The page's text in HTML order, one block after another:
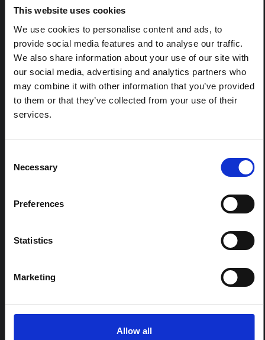
This website uses cookies
We use cookies to personalise content and ads, to
provide social media features and to analyse our traffic.
We also share information about your use of our site with
our social media, advertising and analytics partners who
may combine it with other information that you’ve provided
to them or that they’ve collected from your use of their
services.
Selection
Necessary
Preferences
Statistics
Marketing
Allow all
Europe centrale et orientale
Asie de l'Est et Pacifique
Amérique latine et Caraïbes
Moyen-Orient et Afrique du Nord
Asie du sud
CONTENU DE LA BOURSE :
Afrique centrale et orientale
Déplacement et protection humanitaire